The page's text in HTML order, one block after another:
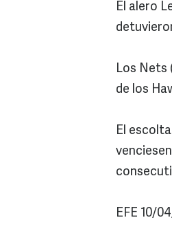
El alero
Los Nets
de los
El
EFE 10/